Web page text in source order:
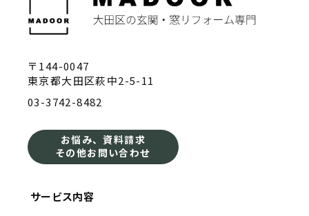
〒144-0047
東京都大田区萩中2-5-11
03-3742-8482
お悩み、資料請求
その他お問い合わせ
サービス内容